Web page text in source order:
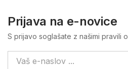
Prijava na e-novice
S prijavo soglašate z našimi pravili o